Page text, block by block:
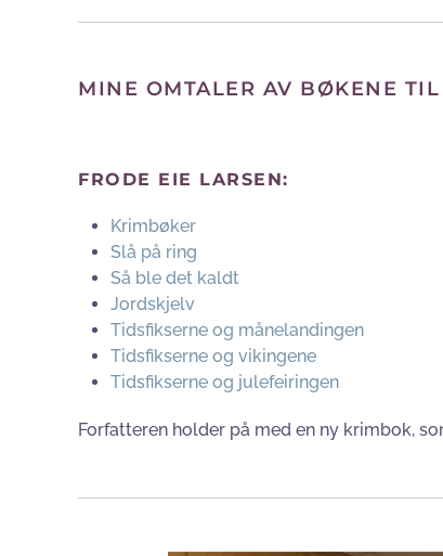
MINE OMTALER AV BØKENE
FRODE EIE LARSEN:
Krimbøker
Slå på ring
Så ble det kaldt
Jordskjelv
Tidsfikserne og månelandingen
Tidsfikserne og vikingene
Tidsfikserne og julefeiringen
Forfatteren holder på med en ny krimbok,